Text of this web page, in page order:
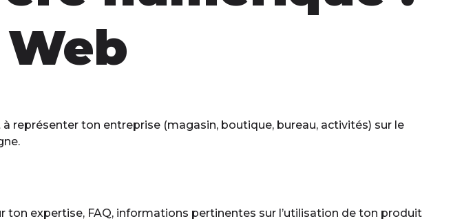
représenter ton entreprise (magasin, boutique, bureau, activités) sur le
expertise, FAQ, informations pertinentes sur l’utilisation de ton produit